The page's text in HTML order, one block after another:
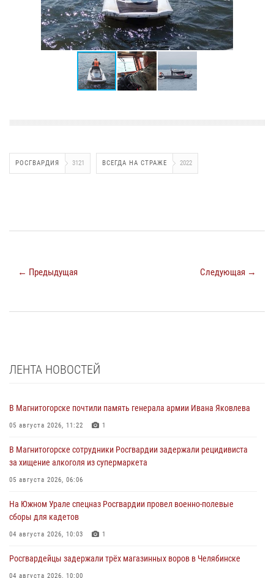
РОСГВАРДИЯ 3121 ВСЕГДА НА СТРАЖЕ 2022
← Предыдущая Следующая →
ЛЕНТА НОВОСТЕЙ
В Магнитогорске почтили память генерала армии Ивана Яковлева
05 августа 2026, 11:22 1
В Магнитогорске сотрудники Росгвардии задержали рецидивиста
за хищение алкоголя из супермаркета
05 августа 2026, 06:06
На Южном Урале спецназ Росгвардии провел военно-полевые
сборы для кадетов
04 августа 2026, 10:03 1
Росгвардейцы задержали трёх магазинных воров в Челябинске
04 августа 2026, 10:00